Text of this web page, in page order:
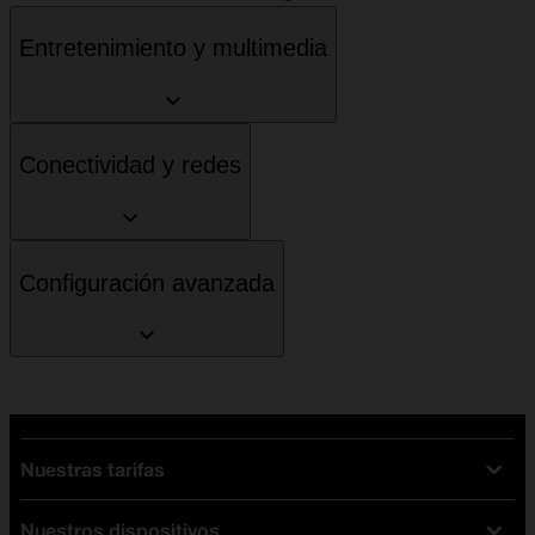
Entretenimiento y multimedia
Conectividad y redes
Configuración avanzada
Nuestras tarifas
Nuestros dispositivos